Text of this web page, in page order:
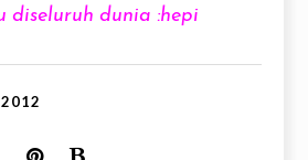
diseluruh dunia :hepi
2012